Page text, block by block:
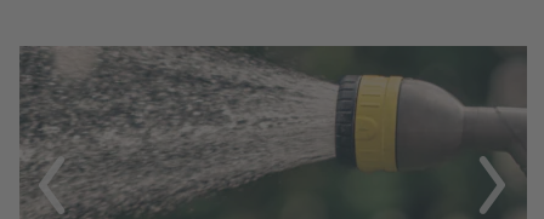
Previous Next